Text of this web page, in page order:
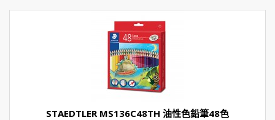
STAEDTLER MS136C48TH 油性色鉛筆48色